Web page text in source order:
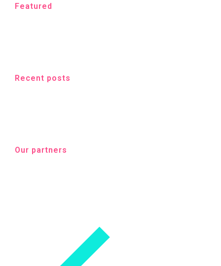
Featured
Recent posts
Our partners